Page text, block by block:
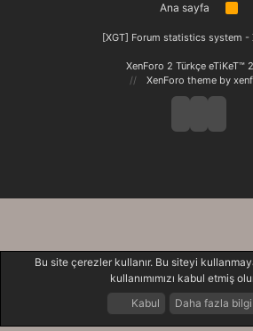
Ana sayfa
R
[XGT] Forum statistics system -
XenForo 2 Türkçe eTiKeT™
XenForo theme by
Neler Yeni Giriş
Bu site çerezler kullanır. Bu siteyi
kullanımımızı kabul etmiş
Kabul
Daha fazla